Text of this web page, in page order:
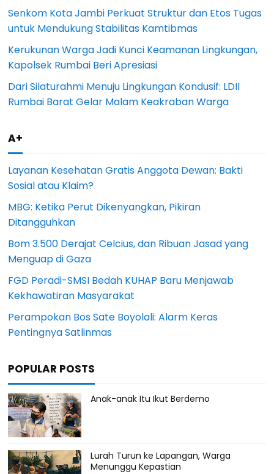
Senkom Kota Jambi Perkuat Struktur dan Etos Tugas
untuk Mendukung Stabilitas Kamtibmas
Kerukunan Warga Jadi Kunci Keamanan Lingkungan,
Kapolsek Rumbai Beri Apresiasi
Dari Silaturahmi Menuju Lingkungan Kondusif: LDII
Rumbai Barat Gelar Malam Keakraban Warga
A+
Layanan Kesehatan Gratis Anggota Dewan: Bakti
Sosial atau Klaim?
MBG: Ketika Perut Dikenyangkan, Pikiran
Ditangguhkan
Bom 3.500 Derajat Celcius, dan Ribuan Jasad yang
Menguap di Gaza
FGD Peradi-SMSI Bedah KUHAP Baru Menjawab
Kekhawatiran Masyarakat
Perampokan Bos Sate Boyolali: Alarm Keras
Pentingnya Satlinmas
POPULAR POSTS
Anak-anak Itu Ikut Berdemo
Lurah Turun ke Lapangan, Warga
Menunggu Kepastian